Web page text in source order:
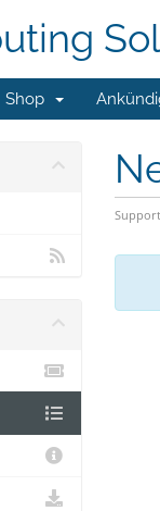
Shop
Support